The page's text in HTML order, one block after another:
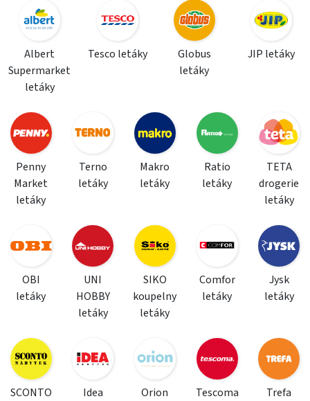
Albert
Supermarket
letáky
Tesco letáky
Globus
letáky
JIP letáky
Penny
Market
letáky
Terno
letáky
Makro
letáky
Ratio
letáky
TETA
drogerie
letáky
OBI
letáky
UNI
HOBBY
letáky
SIKO
koupelny
letáky
Comfor
letáky
Jysk
letáky
SCONTO
Idea
Orion
Tescoma
Trefa